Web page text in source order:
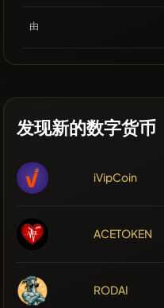
由
发现新的数字货币
iVipCoin
ACETOKEN
RODAI